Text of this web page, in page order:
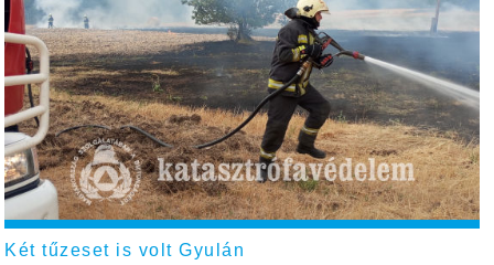
Két tűzeset is volt Gyulán